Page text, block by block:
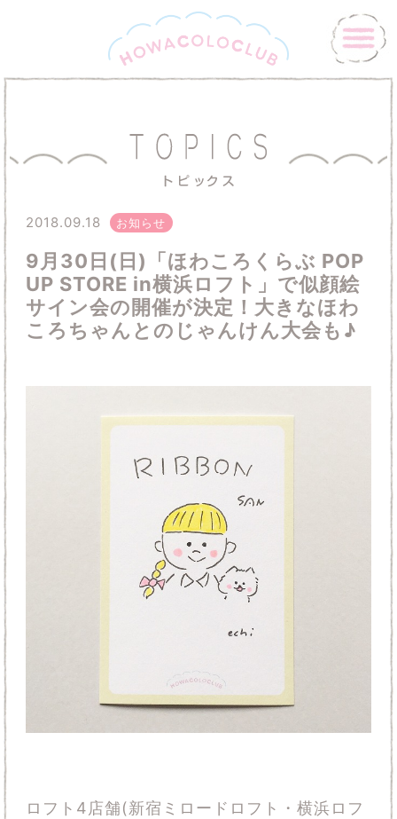
2018.09.18 お知らせ
9月30日(日)「ほわころくらぶ POP
UP STORE in横浜ロフト」で似顔絵
サイン会の開催が決定！大きなほわ
ころちゃんとのじゃんけん大会も♪
ロフト4店舗(新宿ミロードロフト・横浜ロフ